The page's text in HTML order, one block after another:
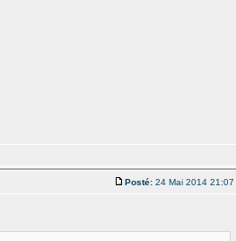
Posté: 24 Mai 2014 21:07